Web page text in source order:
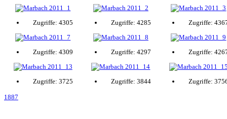
Zugriffe: 4305 Zugriffe: 4285 Zugriffe:
Zugriffe: 4309 Zugriffe: 4297 Zugriffe:
Zugriffe: 3725 Zugriffe: 3844 Zugriffe:
1887